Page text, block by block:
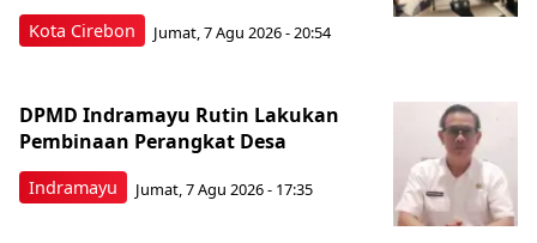
Kota Cirebon Jumat, 7 Agu 2026 - 20:54
Indramayu
DPMD Indramayu Rutin Lakukan
Pembinaan Perangkat Desa
Jumat, 7 Agu 2026 - 17:35